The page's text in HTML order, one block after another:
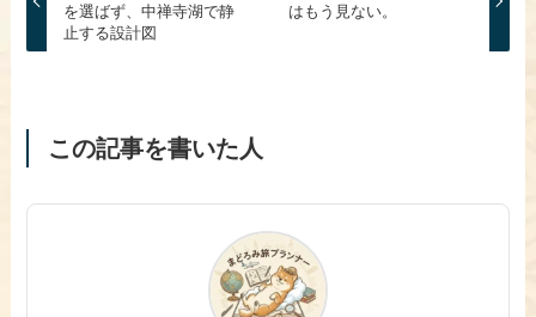
を選ばず、中禅寺湖で静
止する設計図
はもう見ない。
この記事を書いた人